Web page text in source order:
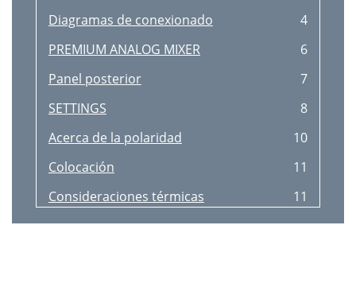
Diagramas de conexionado
4
PREMIUM ANALOG MIXER
6
Panel posterior
7
SETTINGS
8
Acerca de la polaridad
10
Colocación
11
Consideraciones térmicas
11
Potencia CA
11